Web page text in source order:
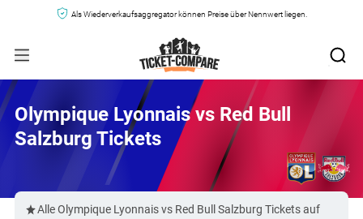
Als Wiederverkaufsaggregator können Preise über Nennwert liegen.
Olympique Lyonnais vs Red Bull
Salzburg Tickets
Alle Olympique Lyonnais vs Red Bull Salzburg Tickets auf